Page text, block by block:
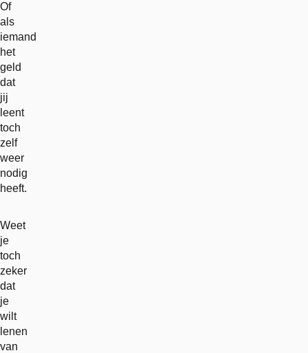
Of
als
iemand
het
geld
dat
jij
leent
toch
zelf
weer
nodig
heeft.
Weet
je
toch
zeker
dat
je
wilt
lenen
van